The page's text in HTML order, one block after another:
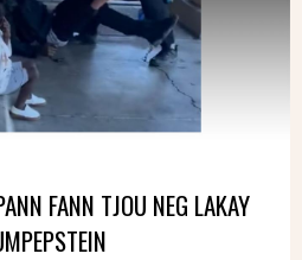
FANN TJOU NEG LAKAY